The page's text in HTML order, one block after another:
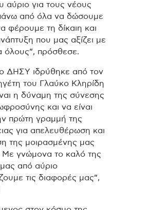
αύριο για τους νέους
από όλα να δώσουμε
φέρουμε τη δίκαιη και
που μας αξίζει με
όλους”, πρόσθεσε.
ΔΗΣΥ ιδρύθηκε από τον
του Γλαύκο Κληρίδη
η δύναμη της σύνεσης
και να είναι
πρώτη γραμμή της
για απελευθέρωση και
της μοιρασμένης μας
Με γνώμονα το καλό της
από αύριο
τις διαφορές μας”,